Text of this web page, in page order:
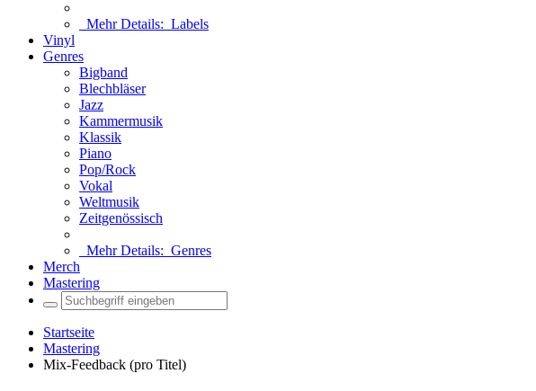
Mehr Details: Labels
Vinyl
Genres
Bigband
Blechbläser
Jazz
Kammermusik
Klassik
Piano
Pop/Rock
Vokal
Weltmusik
Zeitgenössisch
Mehr Details: Genres
Merch
Mastering
Startseite
Mastering
Mix-Feedback (pro Titel)